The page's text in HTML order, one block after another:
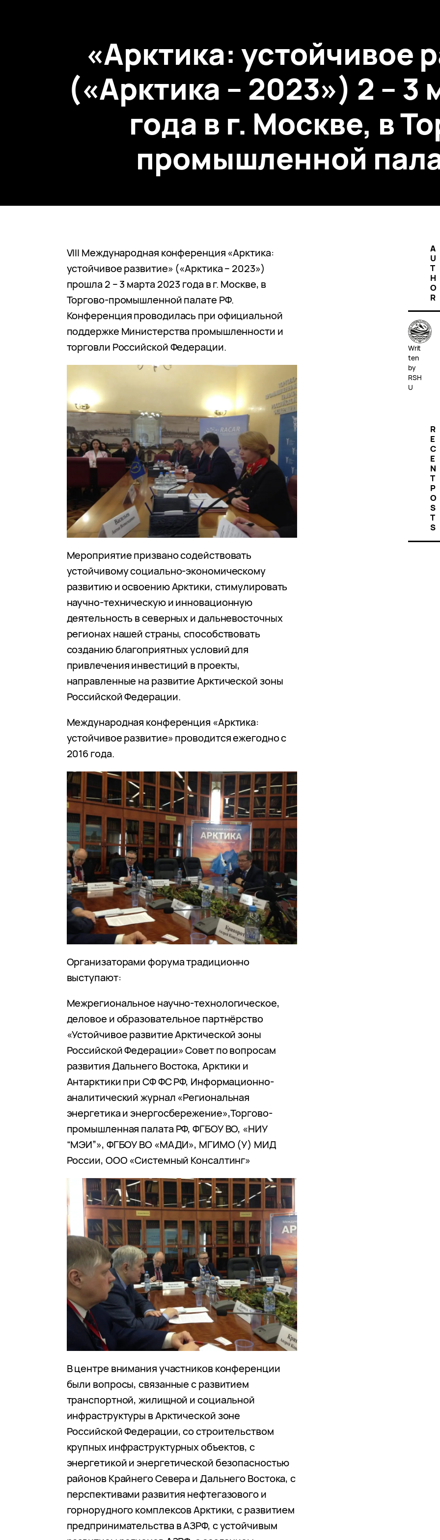
«Арктика: устойчивое
(«Арктика – 2023») 2 – 3
года в г. Москве, в
промышленной
VIII Международная конференция «Арктика:
устойчивое развитие» («Арктика – 2023»)
прошла 2 – 3 марта 2023 года в г. Москве, в
Торгово-промышленной палате РФ.
Конференция проводилась при официальной
поддержке Министерства промышленности и
торговли Российской Федерации.
Мероприятие призвано содействовать
устойчивому социально-экономическому
развитию и освоению Арктики, стимулировать
научно-техническую и инновационную
деятельность в северных и дальневосточных
регионах нашей страны, способствовать
созданию благоприятных условий для
привлечения инвестиций в проекты,
направленные на развитие Арктической зоны
Российской Федерации.
Международная конференция «Арктика:
устойчивое развитие» проводится ежегодно с
2016 года.
Организаторами форума традиционно
выступают:
Межрегиональное научно-технологическое,
деловое и образовательное партнёрство
«Устойчивое развитие Арктической зоны
Российской Федерации» Совет по вопросам
развития Дальнего Востока, Арктики и
Антарктики при СФ ФС РФ, Информационно-
аналитический журнал «Региональная
энергетика и энергосбережение»,Торгово-
промышленная палата РФ, ФГБОУ ВО, «НИУ
“МЭИ”», ФГБОУ ВО «МАДИ», МГИМО (У) МИД
России, ООО «Системный Консалтинг»
В центре внимания участников конференции
были вопросы, связанные с развитием
транспортной, жилищной и социальной
инфраструктуры в Арктической зоне
Российской Федерации, со строительством
крупных инфраструктурных объектов, с
энергетикой и энергетической безопасностью
районов Крайнего Севера и Дальнего Востока, с
перспективами развития нефтегазового и
горнорудного комплексов Арктики, с развитием
предпринимательства в АЗРФ, с устойчивым
A
U
T
H
O
R
Writ
ten
by
RSH
U
R
E
C
E
N
T
P
O
S
T
S